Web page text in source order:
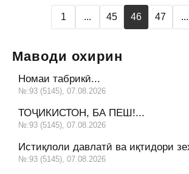
1 ... 45 46 47 ...
Маводи охирин
Номаи табрикӣ...
№:93 (5145), 07.08.2026
ТОҶИКИСТОН, БА ПЕШ!...
№:93 (5145), 07.08.2026
Истиқлоли давлатӣ ва иқтидори
№:93 (5145), 07.08.2026